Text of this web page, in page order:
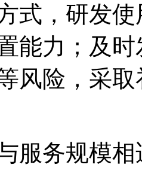
式，研发
能力；及
风险，采
服务规模